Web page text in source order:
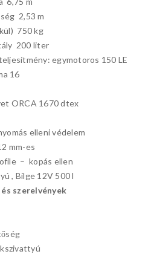
2,53 m
750 kg
200 liter
egymotoros 150 LE
16
ORCA 1670 dtex
elleni védelem
mm-es
– kopás ellen
, Bilge 12V 500 l
szerelvények